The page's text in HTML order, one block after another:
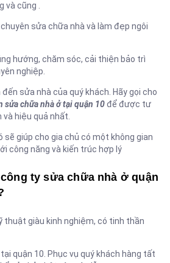
cũng .
chuyên sửa chữa nhà và làm đẹp ngôi
hướng, chăm sóc, cải thiện bảo trì
nghiệp.
sửa nhà của quý khách. Hãy gọi cho
sửa chữa nhà ở tại quận 10để được tư
hiệu quả nhất.
sẽ giúp cho gia chủ có một không gian
công năng và kiến trúc hợp lý
ty sửa chữa nhà ở quận
thuật giàu kinh nghiệm, có tinh thần
quận 10. Phục vụ quý khách hàng tất